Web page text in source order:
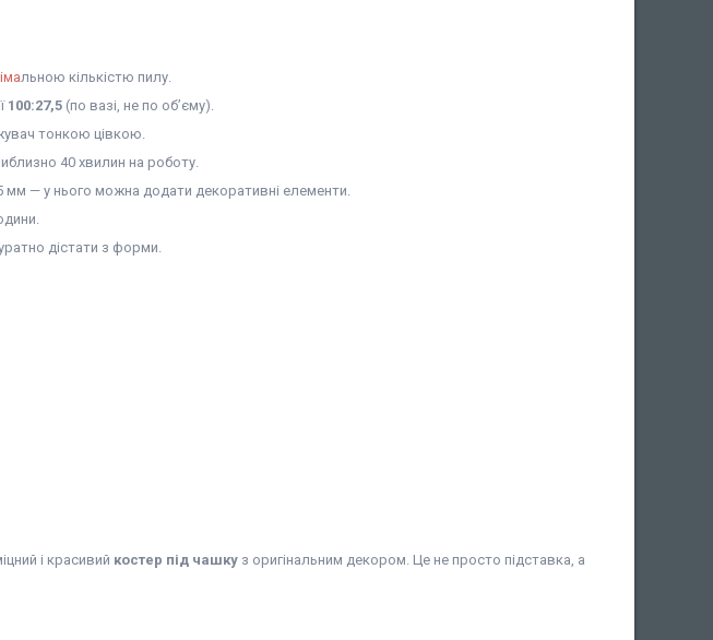
льною кількістю пилу.
100:27,5 (по вазі, не по об’єму).
тонкою цівкою.
40 хвилин на роботу.
— у нього можна додати декоративні елементи.
дістати з форми.
і красивий костер під чашку з оригінальним декором. Це не просто підставка, а